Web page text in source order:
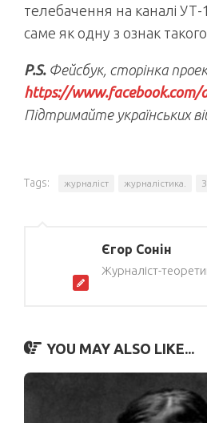
телебачення на каналі УТ-
саме як одну з ознак
P.S.Фейсбук, сторінка
https://www.facebook.com/
Підтримайте українських
Tags: журналіст журналістика.
Єгор Сонін
Журналіст-
YOU MAY ALSO LIKE...